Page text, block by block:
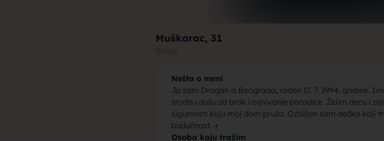
Muškarac, 31
Nešto o meni
Ja sam Dragan iz Beograda, rođen 17. 7. 1994. godine.
srodnu dušu za brak i osnivanje porodice. Želim decu i
sigurnosti koju moj dom pruža. Ozbiljan sam dečko koji
budućnost. +
Osoba koju tražim
brak, devojke za
momci za brak